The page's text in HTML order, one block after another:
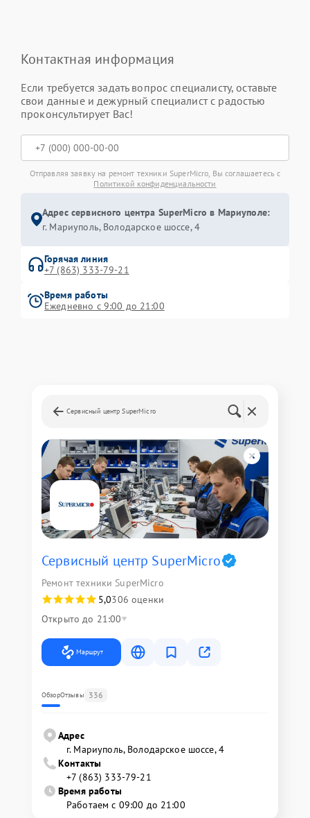
Контактная информация
Если требуется задать вопрос специалисту, оставьте
свои данные и дежурный специалист с радостью
проконсультирует Вас!
Отправляя заявку на ремонт техники SuperMicro, Вы соглашаетесь с
Политикой конфиденциальности
Адрес сервисного центра SuperMicro в Мариуполе:
г. Мариуполь, Володарское шоссе, 4
Горячая линия
+7 (863) 333-79-21
Время работы
Ежедневно с 9:00 до 21:00
Сервисный центр SuperMicro
Сервисный центр SuperMicro
Ремонт техники SuperMicro
5,0306 оценки
Открыто до 21:00
Маршрут
ОбзорОтзывы 336
Адрес
г. Мариуполь, Володарское шоссе, 4
Контакты
+7 (863) 333-79-21
Время работы
Работаем с 09:00 до 21:00